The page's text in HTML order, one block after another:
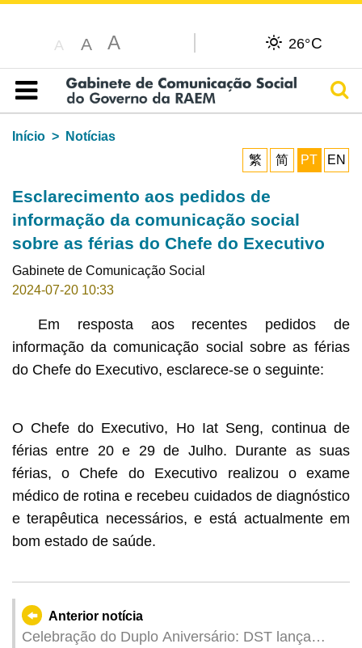
A A A 26°C
Índice
Início
Notícias
繁
简 PT EN
Esclarecimento aos pedidos de
informação da comunicação social
sobre as férias do Chefe do Executivo
Gabinete de Comunicação Social
2024-07-20 10:33
Em resposta aos recentes pedidos de
informação da comunicação social sobre as férias
do Chefe do Executivo, esclarece-se o seguinte:
O Chefe do Executivo, Ho Iat Seng, continua de
férias entre 20 e 29 de Julho. Durante as suas
férias, o Chefe do Executivo realizou o exame
médico de rotina e recebeu cuidados de diagnóstico
e terapêutica necessários, e está actualmente em
bom estado de saúde.
Anterior notícia
Celebração do Duplo Aniversário: DST lança